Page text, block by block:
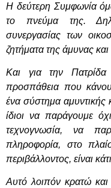
Η δεύτερη Συμφωνία
το πνεύμα της.
συνεργασίας των
ζητήματα της άμυνας και
Και για την
προσπάθεια που
ένα σύστημα αμυντικής
ίδιοι να παράγουμε
τεχνογνωσία, να
πληροφορία, στο
περιβάλλοντος, είναι
Αυτό λοιπόν κρατώ